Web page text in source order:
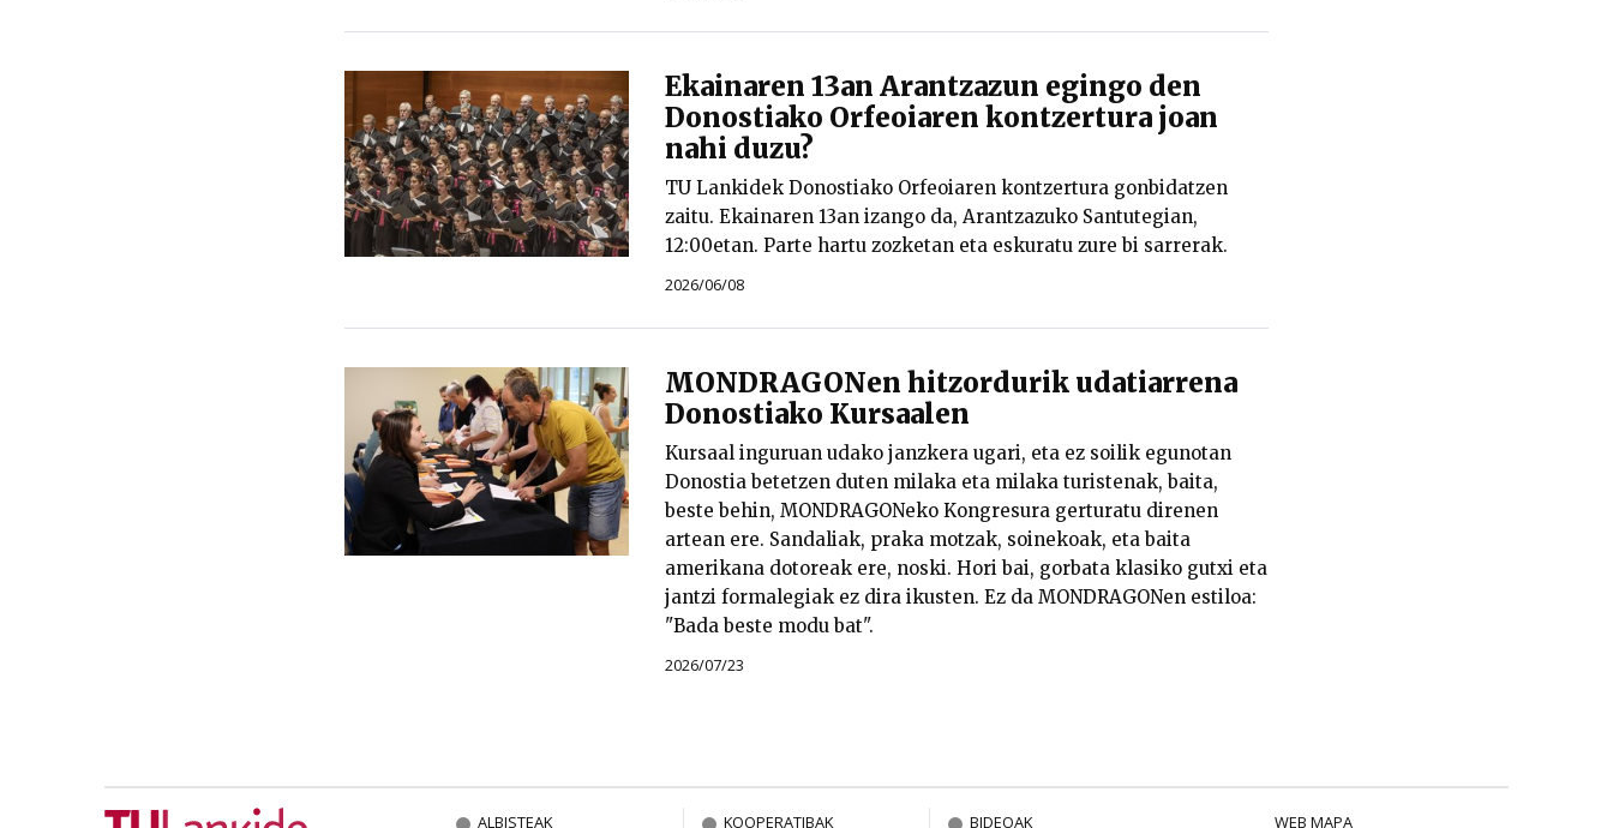
Ekainaren 13an Arantzazun egingo den
Donostiako Orfeoiaren kontzertura joan
nahi duzu?
TU Lankidek Donostiako Orfeoiaren kontzertura gonbidatzen
zaitu. Ekainaren 13an izango da, Arantzazuko Santutegian,
12:00etan. Parte hartu zozketan eta eskuratu zure bi sarrerak.
2026/06/08
MONDRAGONen hitzordurik udatiarrena
Donostiako Kursaalen
Kursaal inguruan udako janzkera ugari, eta ez soilik egunotan
Donostia betetzen duten milaka eta milaka turistenak, baita,
beste behin, MONDRAGONeko Kongresura gerturatu direnen
artean ere. Sandaliak, praka motzak, soinekoak, eta baita
amerikana dotoreak ere, noski. Hori bai, gorbata klasiko gutxi eta
jantzi formalegiak ez dira ikusten. Ez da MONDRAGONen estiloa:
"Bada beste modu bat".
2026/07/23
ALBISTEAK KOOPERATIBAK BIDEOAK WEB MAPA